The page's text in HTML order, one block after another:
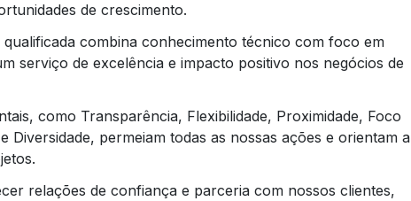
de crescimento.
combina conhecimento técnico com foco em
serviço de excelência e impacto positivo nos negócios de
como Transparência, Flexibilidade, Proximidade, Foco
Diversidade, permeiam todas as nossas ações e orientam a
relações de confiança e parceria com nossos clientes,